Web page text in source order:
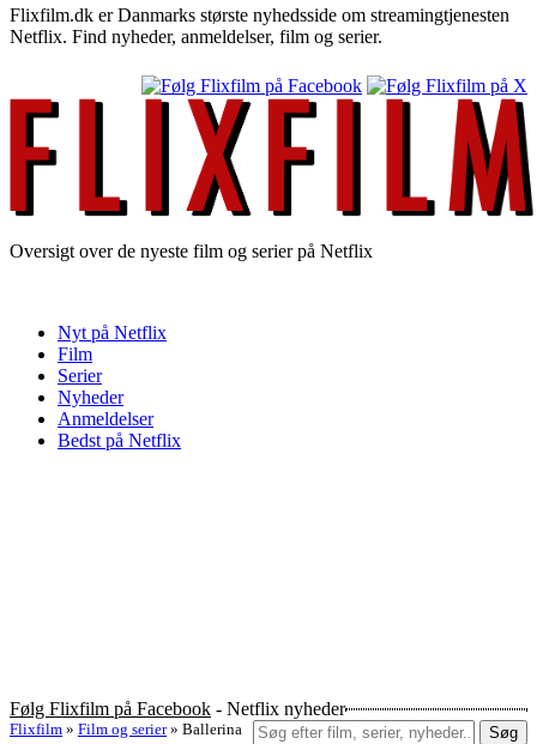
Flixfilm.dk er Danmarks største nyhedsside om streamingtjenesten
Netflix. Find nyheder, anmeldelser, film og serier.
Oversigt over de nyeste film og serier på Netflix
Nyt på Netflix
Film
Serier
Nyheder
Anmeldelser
Bedst på Netflix
Følg Flixfilm på Facebook - Netflix nyheder
Søg
Flixfilm » Film og serier » Ballerina